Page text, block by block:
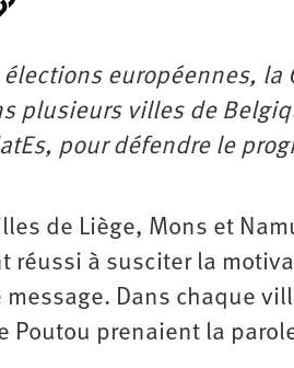
européennes, la
plusieurs villes de
pour défendre le
de Liège, Mons et
réussi à susciter la
Dans chaque
Poutou prenaient la